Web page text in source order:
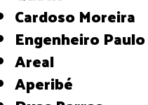
Cardoso Moreira
Engenheiro
Areal
Aperibé